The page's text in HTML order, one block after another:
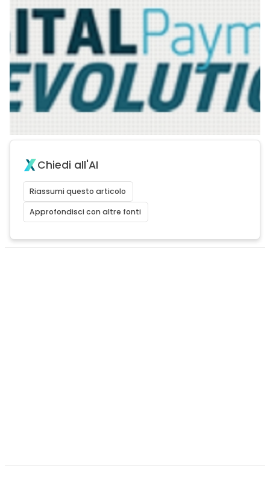
Chiedi all'AI
Riassumi questo articolo
Approfondisci con altre fonti